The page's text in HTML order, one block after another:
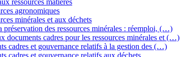
ressources matières
agronomiques
minérales et aux déchets
préservation des ressources minérales : réemploi, (…)
documents cadres pour les ressources minérales et (…)
cadres et gouvernance relatifs à la gestion des (…)
cadres et gouvernance relatifs aux déchets